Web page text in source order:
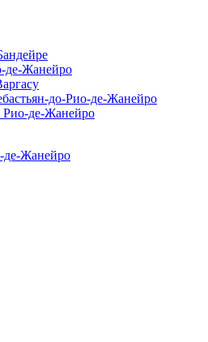
де-Жанейро
до-Рио-де-Жанейро
Рио-де-Жанейро
де-Жанейро